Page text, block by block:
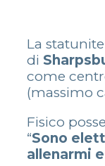
La
di Sharps
come
(massimo
Fisico
“Sono
allenarmi